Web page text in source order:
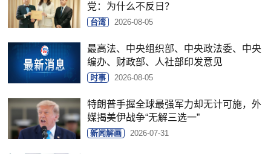
党：为什么不反日？
台湾 2026-08-05
最高法、中央组织部、中央政法委、中央
编办、财政部、人社部印发意见
时事 2026-08-05
特朗普手握全球最强军力却无计可施，外
媒揭美伊战争“无解三选一”
新闻解画 2026-07-31